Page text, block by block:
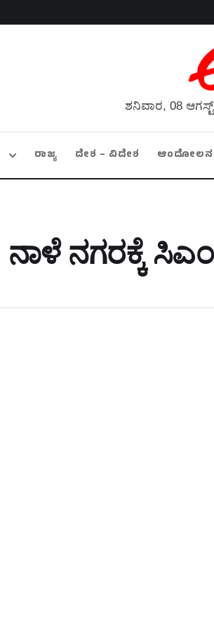
ಶನಿವಾರ, 08 ಆಗಸ್ಟ್
ರಾಜ್ಯ ದೇಶ – ವಿದೇಶ ಆಂದೋಲನ
ನಾಳೆ ನಗರಕ್ಕೆ